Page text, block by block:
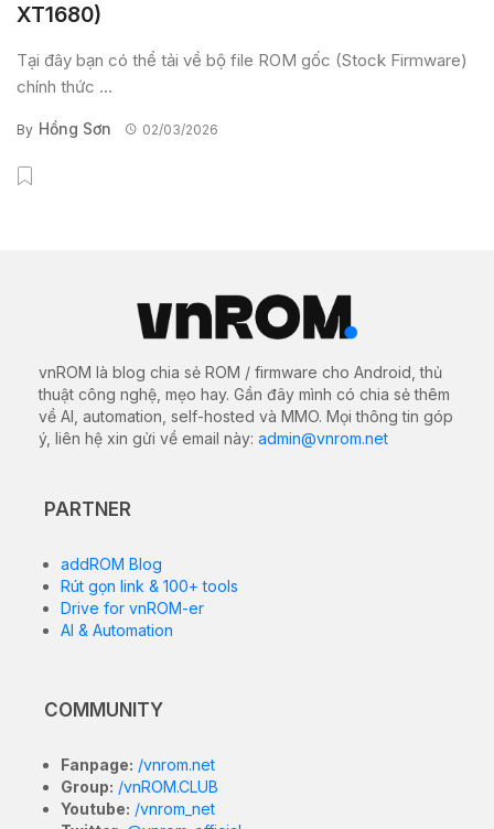
XT1680)
Tại đây bạn có thể tải về bộ file ROM gốc (Stock Firmware)
chính thức ...
By Hồng Sơn 02/03/2026
vnROM là blog chia sẻ ROM / firmware cho Android, thủ
thuật công nghệ, mẹo hay. Gần đây mình có chia sẻ thêm
về AI, automation, self-hosted và MMO. Mọi thông tin góp
ý, liên hệ xin gửi về email này: admin@vnrom.net
PARTNER
addROM Blog
Rút gọn link & 100+ tools
Drive for vnROM-er
AI & Automation
COMMUNITY
Fanpage: /vnrom.net
Group: /vnROM.CLUB
Youtube: /vnrom_net